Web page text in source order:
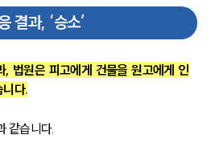
결과, ‘승소’
, 법원은 피고에게 건물을 원고에게 인
니다.
같습니다.